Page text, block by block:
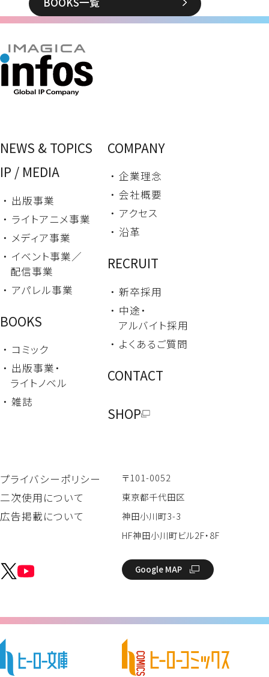
プライバシーポリシー
二次使用について
広告掲載について
〒101-0052
東京都千代田区
神田小川町3-3
HF神田小川町ビル2F・8F
Google MAP
NEWS & TOPICS
IP / MEDIA
・ 出版事業
・ ライトアニメ事業
・ メディア事業
・ イベント事業／
配信事業
・ アパレル事業
BOOKS
・ コミック
・ 出版事業・
ライトノベル
・ 雑誌
COMPANY
・ 企業理念
・ 会社概要
・ アクセス
・ 沿革
RECRUIT
・ 新卒採用
・ 中途・
アルバイト採用
・ よくあるご質問
CONTACT
SHOP